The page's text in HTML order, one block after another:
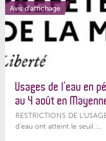
Avis d'affichage
Usages de l’eau en
au 4 août en
RESTRICTIONS DE
d'eau ont atteint le seuil :...